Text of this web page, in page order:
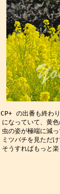
CP+ の出番も終わ
になっていて、黄
虫の姿が極端に減
ミツバチを見ただ